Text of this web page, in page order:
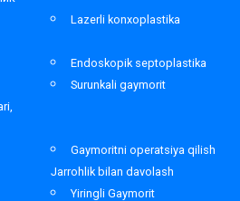
Lazerli konxoplastika
Endoskopik septoplastika
Surunkali gaymorit
Gaymoritni operatsiya qilish
Jarrohlik bilan davolash
Yiringli Gaymorit